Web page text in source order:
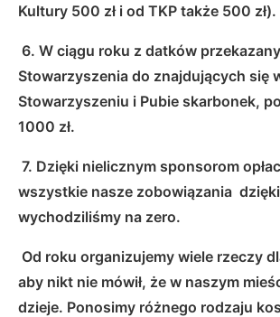
Kultury 500 zł i od TKP także 500 zł).
6. W ciągu roku z datków
Stowarzyszenia do znajdujących się
Stowarzyszeniu i Pubie skarbonek,
1000 zł.
7. Dzięki nielicznym sponsorom
wszystkie nasze zobowiązania
wychodziliśmy na zero.
Od roku organizujemy wiele rzeczy
aby nikt nie mówił, że w naszym
dzieje. Ponosimy różnego rodzaju